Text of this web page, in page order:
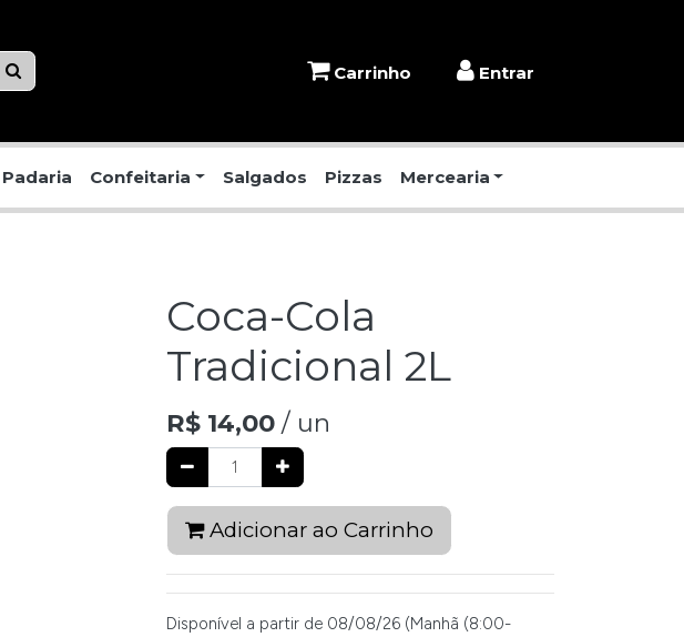
Carrinho Entrar
Padaria Confeitaria Salgados Pizzas Mercearia
Coca-Cola
Tradicional 2L
R$ 14,00 / un
Adicionar ao Carrinho
Disponível a partir de 08/08/26 (Manhã (8:00-